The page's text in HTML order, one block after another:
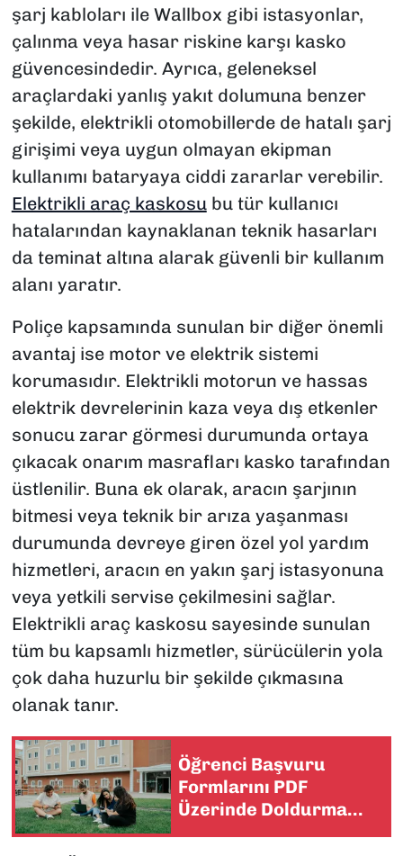
şarj kabloları ile Wallbox gibi istasyonlar,
çalınma veya hasar riskine karşı kasko
güvencesindedir. Ayrıca, geleneksel
araçlardaki yanlış yakıt dolumuna benzer
şekilde, elektrikli otomobillerde de hatalı şarj
girişimi veya uygun olmayan ekipman
kullanımı bataryaya ciddi zararlar verebilir.
Elektrikli araç kaskosubu tür kullanıcı
hatalarından kaynaklanan teknik hasarları
da teminat altına alarak güvenli bir kullanım
alanı yaratır.
Poliçe kapsamında sunulan bir diğer önemli
avantaj ise motor ve elektrik sistemi
korumasıdır. Elektrikli motorun ve hassas
elektrik devrelerinin kaza veya dış etkenler
sonucu zarar görmesi durumunda ortaya
çıkacak onarım masrafları kasko tarafından
üstlenilir. Buna ek olarak, aracın şarjının
bitmesi veya teknik bir arıza yaşanması
durumunda devreye giren özel yol yardım
hizmetleri, aracın en yakın şarj istasyonuna
veya yetkili servise çekilmesini sağlar.
Elektrikli araç kaskosu sayesinde sunulan
tüm bu kapsamlı hizmetler, sürücülerin yola
çok daha huzurlu bir şekilde çıkmasına
olanak tanır.
Öğrenci Başvuru
Formlarını PDF
Üzerinde Doldurma